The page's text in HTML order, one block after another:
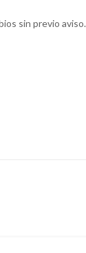
sin previo aviso.